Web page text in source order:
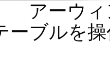
ン・ゴ
ーブルを